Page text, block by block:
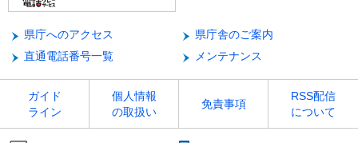
県庁へのアクセス
県庁舎のご案内
直通電話番号一覧
メンテナンス
ガイド
ライン
個人情報
の取扱い
免責事項
RSS配信
について